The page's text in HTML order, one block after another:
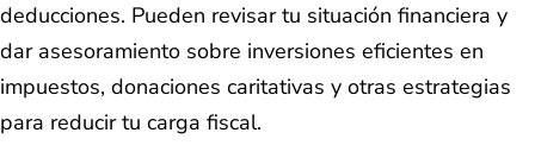
deducciones. Pueden revisar tu situación financiera y
dar asesoramiento sobre inversiones eficientes en
impuestos, donaciones caritativas y otras estrategias
para reducir tu carga fiscal.